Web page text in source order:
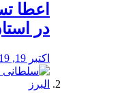
️اعطا
در
اکتبر 19, 2019